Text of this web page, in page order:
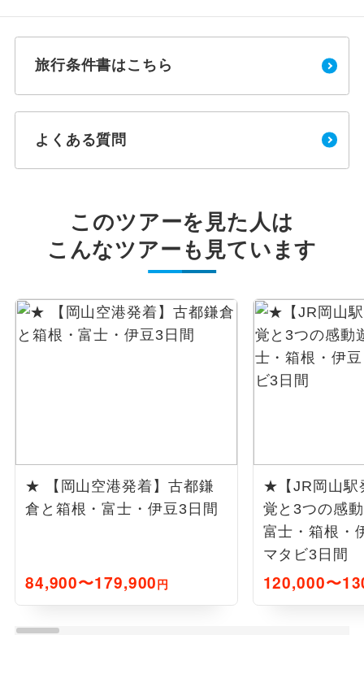
旅行条件書はこちら
よくある質問
このツアーを見た人は
こんなツアーも見ています
★ 【岡山空港発着】古都鎌
倉と箱根・富士・伊豆3日間
84,900〜179,900円
★【JR岡山駅
覚と3つの感
富士・箱根・
マタビ3日間
120,000〜